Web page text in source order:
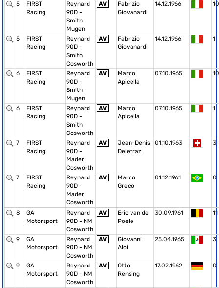
5
FIRST
Racing
Reynard
90D -
Smith
Mugen
AV
Fabrizio
Giovanardi
14.12.1966 10
5
FIRST
Racing
Reynard
90D -
Smith
Cosworth
AV
Fabrizio
Giovanardi
14.12.1966 1
6
FIRST
Racing
Reynard
90D -
Smith
Mugen
AV
Marco
Apicella
07.10.1965 10
6
FIRST
Racing
Reynard
90D -
Smith
Cosworth
AV
Marco
Apicella
07.10.1965 1
7
FIRST
Racing
Reynard
90D -
Mader
Cosworth
AV
Jean-Denis
Deletraz
01.10.1963 3
7
FIRST
Racing
Reynard
90D -
Mader
Cosworth
AV
Marco
Greco
01.12.1961 0
8
GA
Motorsport
Reynard
90D - NM
Cosworth
AV
Eric van de
Poele
30.09.1961 11
9
GA
Motorsport
Reynard
90D - NM
Cosworth
AV
Giovanni
Aloi
25.04.1965 3
9
GA
Motorsport
Reynard
90D - NM
Cosworth
AV
Otto
Rensing
17.02.1962 0